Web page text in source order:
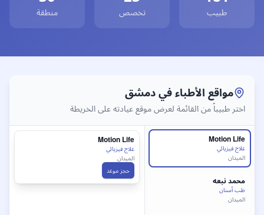
طب عامفي ، أفضل دكتور دمشق، طبيب طبيب تخصص منطقة
مواقع الأطباء فيدمشق
اختر طبيباً من القائمة لعرض موقع عيادته على الخريطة
Motion Life
علاج فيزيائي
الميدان
محمدنبعه
طب أسنان
الميدان
Motion Life
علاج فيزيائي
الميدان
حجز موعد